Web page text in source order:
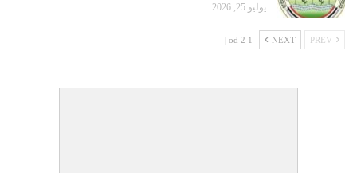
يوليو 25, 2026
NEXT
1 od 2 |